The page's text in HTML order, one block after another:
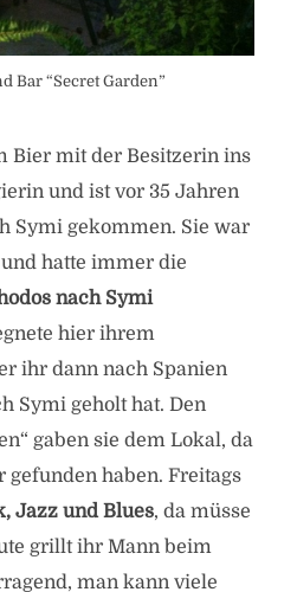
Bar “Secret Garden”
Bier mit der Besitzerin ins
und ist vor 35 Jahren
Symi gekommen. Sie war
hatte immer die
nach Symi
hier ihrem
ihr dann nach Spanien
Symi geholt hat. Den
gaben sie dem Lokal, da
gefunden haben. Freitags
Jazz und Blues, da müsse
grillt ihr Mann beim
man kann viele